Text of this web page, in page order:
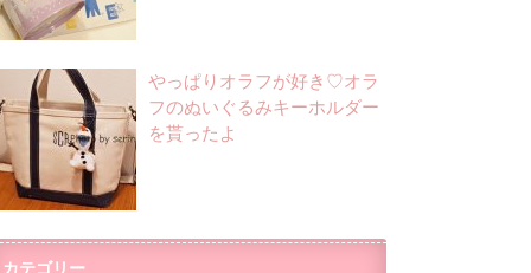
やっぱりオラフが好き♡オラ
フのぬいぐるみキーホルダー
を貰ったよ
カテゴリー